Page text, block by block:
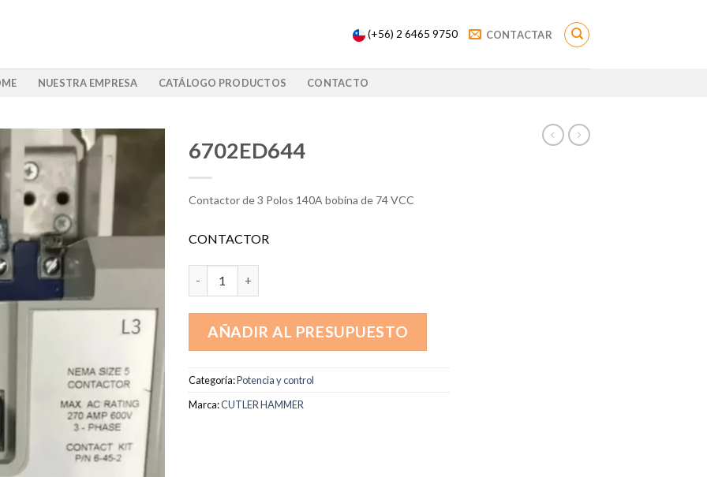
(+56) 2 6465 9750 CONTACTAR
NUESTRA EMPRESA CATÁLOGO PRODUCTOS CONTACTO
6702ED644
Contactor de 3 Polos 140A bobina de 74 VCC
CONTACTOR
AÑADIR AL PRESUPUESTO
Categoría:Potencia y control
Marca:CUTLER HAMMER